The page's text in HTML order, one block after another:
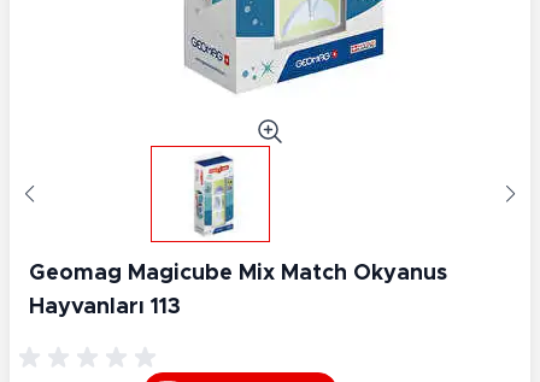
Geomag Magicube Mix Match Okyanus
Hayvanları 113